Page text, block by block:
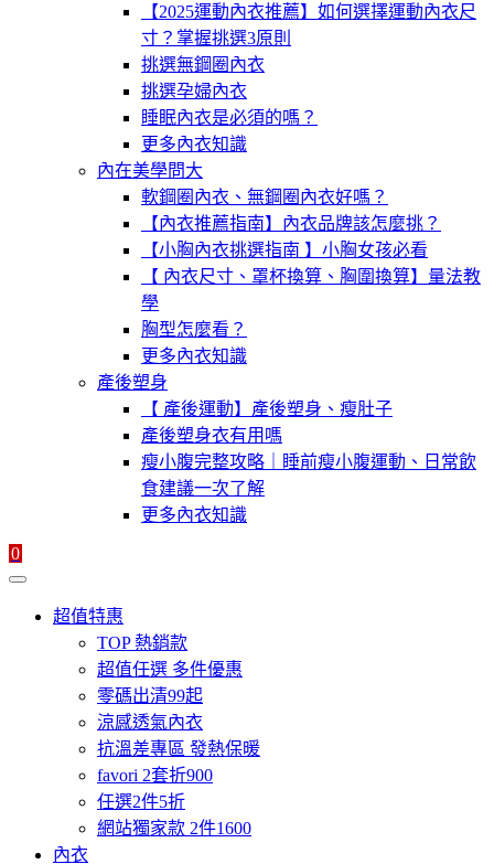
【2025運動內衣推薦】如何選擇運動內衣尺
寸？掌握挑選3原則
挑選無鋼圈內衣
挑選孕婦內衣
睡眠內衣是必須的嗎？
更多內衣知識
內在美學問大
軟鋼圈內衣、無鋼圈內衣好嗎？
【內衣推薦指南】內衣品牌該怎麼挑？
【小胸內衣挑選指南 】小胸女孩必看
【 內衣尺寸、罩杯換算、胸圍換算】量法教
學
胸型怎麼看？
更多內衣知識
產後塑身
【 產後運動】產後塑身、瘦肚子
產後塑身衣有用嗎
瘦小腹完整攻略｜睡前瘦小腹運動、日常飲
食建議一次了解
更多內衣知識
0
超值特惠
TOP 熱銷款
超值任選 多件優惠
零碼出清99起
涼感透氣內衣
抗溫差專區 發熱保暖
favori 2套折900
任選2件5折
網站獨家款 2件1600
內衣